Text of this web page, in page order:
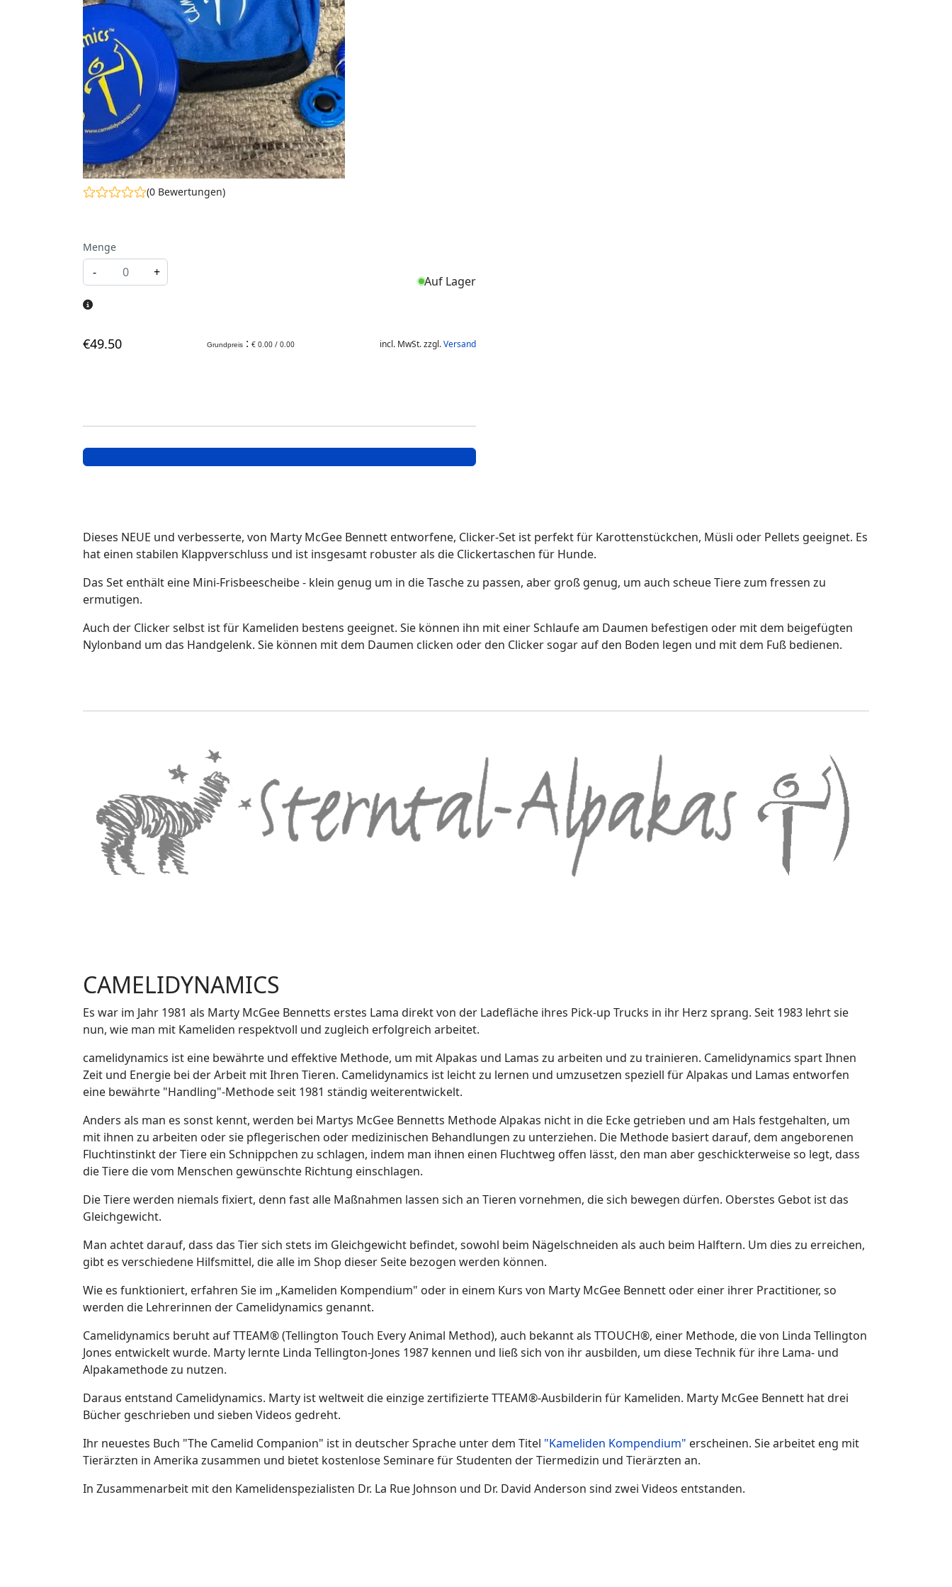
(0 Bewertungen)
Menge
- +
Auf Lager
€49.50 Grundpreis : € 0.00 / 0.00 incl. MwSt. zzgl.Versand
Dieses NEUE und verbesserte, von Marty McGee Bennett entworfene, Clicker-Set ist perfekt für Karottenstückchen, Müsli oder Pellets geeignet. Es
hat einen stabilen Klappverschluss und ist insgesamt robuster als die Clickertaschen für Hunde.
Das Set enthält eine Mini-Frisbeescheibe - klein genug um in die Tasche zu passen, aber groß genug, um auch scheue Tiere zum fressen zu
ermutigen.
Auch der Clicker selbst ist für Kameliden bestens geeignet. Sie können ihn mit einer Schlaufe am Daumen befestigen oder mit dem beigefügten
Nylonband um das Handgelenk. Sie können mit dem Daumen clicken oder den Clicker sogar auf den Boden legen und mit dem Fuß bedienen.
CAMELIDYNAMICS
Es war im Jahr 1981 als Marty McGee Bennetts erstes Lama direkt von der Ladefläche ihres Pick-up Trucks in ihr Herz sprang. Seit 1983 lehrt sie
nun, wie man mit Kameliden respektvoll und zugleich erfolgreich arbeitet.
camelidynamics ist eine bewährte und effektive Methode, um mit Alpakas und Lamas zu arbeiten und zu trainieren. Camelidynamics spart Ihnen
Zeit und Energie bei der Arbeit mit Ihren Tieren. Camelidynamics ist leicht zu lernen und umzusetzen speziell für Alpakas und Lamas entworfen
eine bewährte "Handling"-Methode seit 1981 ständig weiterentwickelt.
Anders als man es sonst kennt, werden bei Martys McGee Bennetts Methode Alpakas nicht in die Ecke getrieben und am Hals festgehalten, um
mit ihnen zu arbeiten oder sie pflegerischen oder medizinischen Behandlungen zu unterziehen. Die Methode basiert darauf, dem angeborenen
Fluchtinstinkt der Tiere ein Schnippchen zu schlagen, indem man ihnen einen Fluchtweg offen lässt, den man aber geschickterweise so legt, dass
die Tiere die vom Menschen gewünschte Richtung einschlagen.
Die Tiere werden niemals fixiert, denn fast alle Maßnahmen lassen sich an Tieren vornehmen, die sich bewegen dürfen. Oberstes Gebot ist das
Gleichgewicht.
Man achtet darauf, dass das Tier sich stets im Gleichgewicht befindet, sowohl beim Nägelschneiden als auch beim Halftern. Um dies zu erreichen,
gibt es verschiedene Hilfsmittel, die alle im Shop dieser Seite bezogen werden können.
Wie es funktioniert, erfahren Sie im „Kameliden Kompendium" oder in einem Kurs von Marty McGee Bennett oder einer ihrer Practitioner, so
werden die Lehrerinnen der Camelidynamics genannt.
Camelidynamics beruht auf TTEAM® (Tellington Touch Every Animal Method), auch bekannt als TTOUCH®, einer Methode, die von Linda Tellington
Jones entwickelt wurde. Marty lernte Linda Tellington-Jones 1987 kennen und ließ sich von ihr ausbilden, um diese Technik für ihre Lama- und
Alpakamethode zu nutzen.
Daraus entstand Camelidynamics. Marty ist weltweit die einzige zertifizierte TTEAM®-Ausbilderin für Kameliden. Marty McGee Bennett hat drei
Bücher geschrieben und sieben Videos gedreht.
Ihr neuestes Buch "The Camelid Companion" ist in deutscher Sprache unter dem Titel "Kameliden Kompendium" erscheinen. Sie arbeitet eng mit
Tierärzten in Amerika zusammen und bietet kostenlose Seminare für Studenten der Tiermedizin und Tierärzten an.
In Zusammenarbeit mit den Kamelidenspezialisten Dr. La Rue Johnson und Dr. David Anderson sind zwei Videos entstanden.